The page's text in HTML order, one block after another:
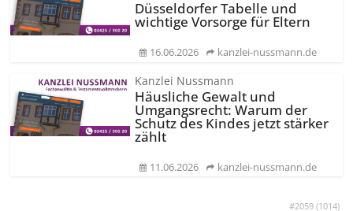
#2059 (1014)
Düsseldorfer Tabelle und
wichtige Vorsorge für Eltern
16.06.2026 kanzlei-nussmann.de
Kanzlei Nussmann
Häusliche Gewalt und
Umgangsrecht: Warum der
Schutz des Kindes jetzt stärker
zählt
11.06.2026 kanzlei-nussmann.de